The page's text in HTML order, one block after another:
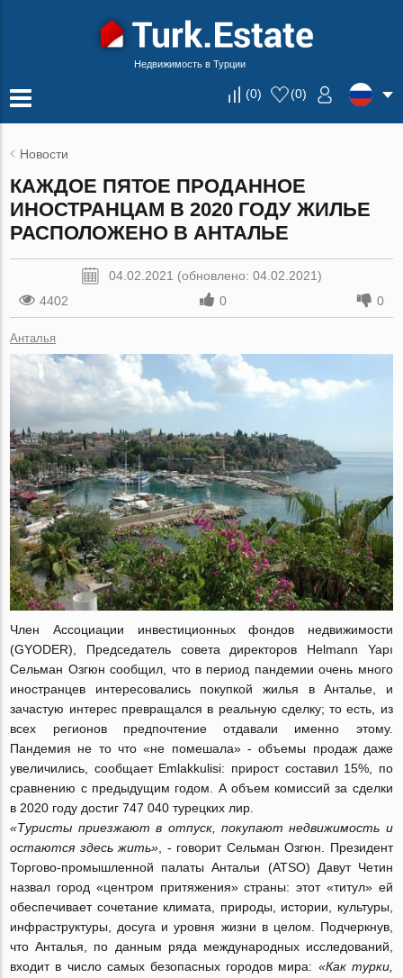
Недвижимость в Турции
(0) (0)
Новости
КАЖДОЕ ПЯТОЕ ПРОДАННОЕ
ИНОСТРАНЦАМ В 2020 ГОДУ ЖИЛЬЕ
РАСПОЛОЖЕНО В АНТАЛЬЕ
04.02.2021 (обновлено: 04.02.2021)
4402
0 0
Анталья
Член Ассоциации инвестиционных фондов недвижимости
(GYODER), Председатель совета директоров Helmann Yapı
Сельман Озгюн сообщил, что в период пандемии очень много
иностранцев интересовались покупкой жилья в Анталье, и
зачастую интерес превращался в реальную сделку; то есть, из
всех регионов предпочтение отдавали именно этому.
Пандемия не то что «не помешала» - объемы продаж даже
увеличились, сообщает Emlakkulisi: прирост составил 15%, по
сравнению с предыдущим годом. А объем комиссий за сделки
в 2020 году достиг 747 040 турецких лир.
«Туристы приезжают в отпуск, покупают недвижимость и
остаются здесь жить» , - говорит Сельман Озгюн. Президент
Торгово-промышленной палаты Антальи (ATSO) Давут Четин
назвал город «центром притяжения» страны: этот «титул» ей
обеспечивает сочетание климата, природы, истории, культуры,
инфраструктуры, досуга и уровня жизни в целом. Подчеркнув,
что Анталья, по данным ряда международных исследований,
входит в число самых безопасных городов мира: «Как турки,